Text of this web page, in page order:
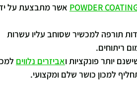
POWDER אשר מתבצעת על
תורפה למכשיר שסוחב עליו עשרות
ריתוחים.
יותר פונקציות ואביזרים נלווים
למכון כושר שלם ומקצועי.